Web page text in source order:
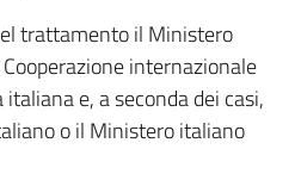
trattamento il Ministero
internazionale
italiana e, a seconda dei casi,
o il Ministero italiano